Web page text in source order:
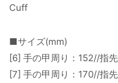
Cuff
■サイズ(mm)
[6] 手の甲周り：152//指
[7] 手の甲周り：170//指